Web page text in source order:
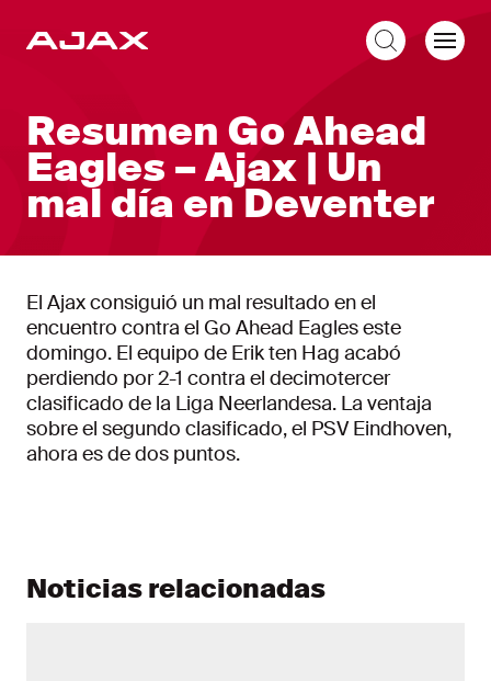
Resumen Go Ahead
Eagles – Ajax | Un
mal día en Deventer
El Ajax consiguió un mal resultado en el
encuentro contra el Go Ahead Eagles este
domingo. El equipo de Erik ten Hag acabó
perdiendo por 2-1 contra el decimotercer
clasificado de la Liga Neerlandesa. La ventaja
sobre el segundo clasificado, el PSV Eindhoven,
ahora es de dos puntos.
Noticias relacionadas